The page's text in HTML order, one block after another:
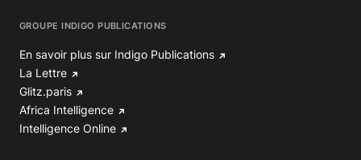
GROUPE INDIGO PUBLICATIONS
En savoir plus sur Indigo Publications
La Lettre
Glitz.paris
Africa Intelligence
Intelligence Online